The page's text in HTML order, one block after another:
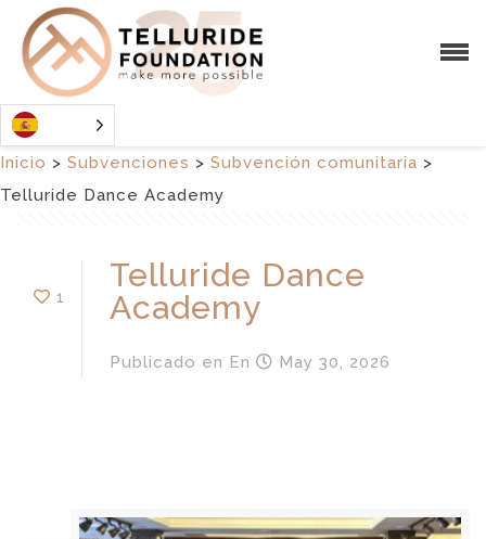
Inicio > Subvenciones > Subvención comunitaria >
Telluride Dance Academy
1
Telluride Dance
Academy
Publicado en En May 30, 2026